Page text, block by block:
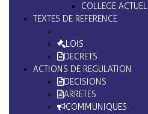
COLLEGE ACTUEL
TEXTES DE REFERENCE
LOIS
DECRETS
ACTIONS DE REGULATION
DECISIONS
ARRETES
COMMUNIQUES